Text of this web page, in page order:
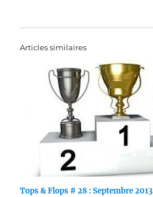
Articles similaires
Tops & Flops # 28 : Septembre 2013